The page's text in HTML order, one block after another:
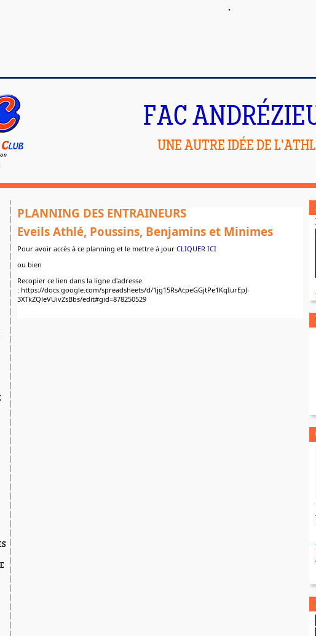
FAC
UNE AUTRE IDÉE DE
PLANNING DES ENTRAINEURS
Eveils Athlé, Poussins, Benjamins et Minimes
Pour avoir accès à ce planning et le mettre à jour CLIQUER ICI
ou bien
Recopier ce lien dans la ligne d'adresse
: https://docs.google.com/spreadsheets/d/1jg15RsAcpeGGjtPe1KqIurEpJ-
3XTkZQleVUivZsBbs/edit#gid=878250529